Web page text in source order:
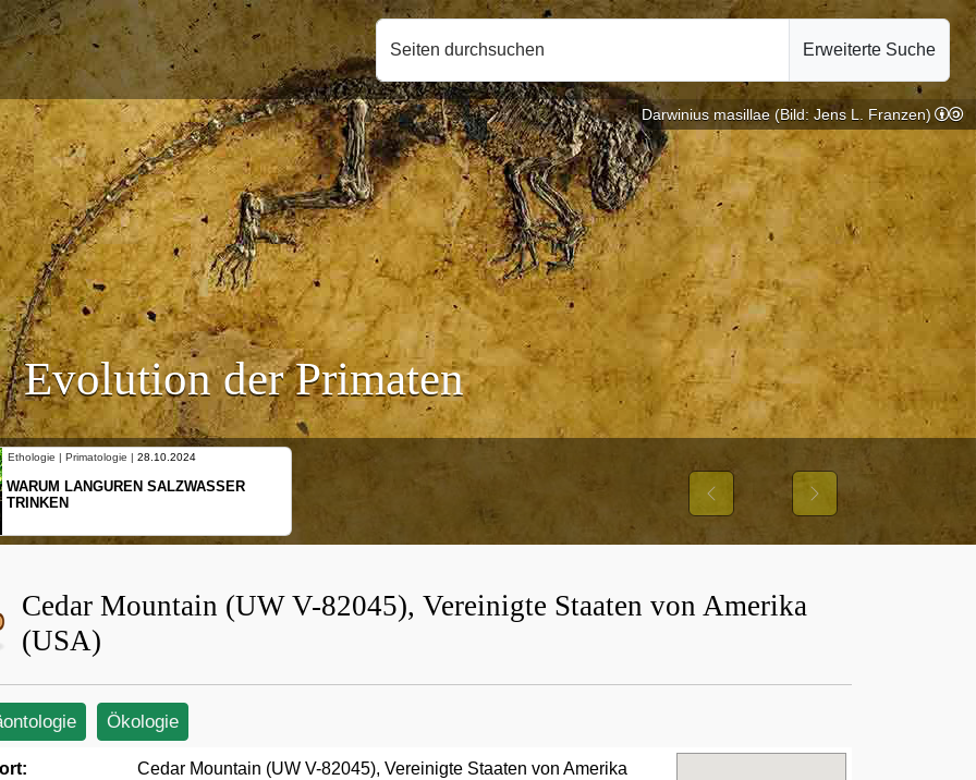
Seiten durchsuchen Erweiterte Suche
Evolution der Primaten
Ethologie | Primatologie |10.10.2024
NEUES VON WEIBLICHEN
SCHOPFGIBBONS UND IHRER
Previous Next
Darwinius masillae (Bild: Jens L. Franzen)
Cedar Mountain (UW V-82045), Vereinigte Staaten von Amerika
(USA)
Ökologie
Cedar Mountain (UW V-82045), Vereinigte Staaten von Amerika